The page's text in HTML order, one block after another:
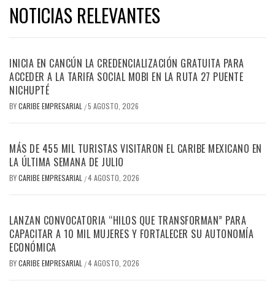
NOTICIAS RELEVANTES
INICIA EN CANCÚN LA CREDENCIALIZACIÓN GRATUITA PARA
ACCEDER A LA TARIFA SOCIAL MOBI EN LA RUTA 27 PUENTE
NICHUPTÉ
BYCARIBE EMPRESARIAL /5 AGOSTO, 2026
MÁS DE 455 MIL TURISTAS VISITARON EL CARIBE MEXICANO EN
LA ÚLTIMA SEMANA DE JULIO
BYCARIBE EMPRESARIAL /4 AGOSTO, 2026
LANZAN CONVOCATORIA “HILOS QUE TRANSFORMAN” PARA
CAPACITAR A 10 MIL MUJERES Y FORTALECER SU AUTONOMÍA
ECONÓMICA
BYCARIBE EMPRESARIAL /4 AGOSTO, 2026